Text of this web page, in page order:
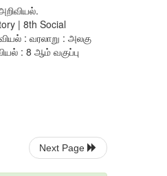
| 8th Social
: வரலாறு : அலகு
: 8 ஆம் வகுப்பு
Next Page